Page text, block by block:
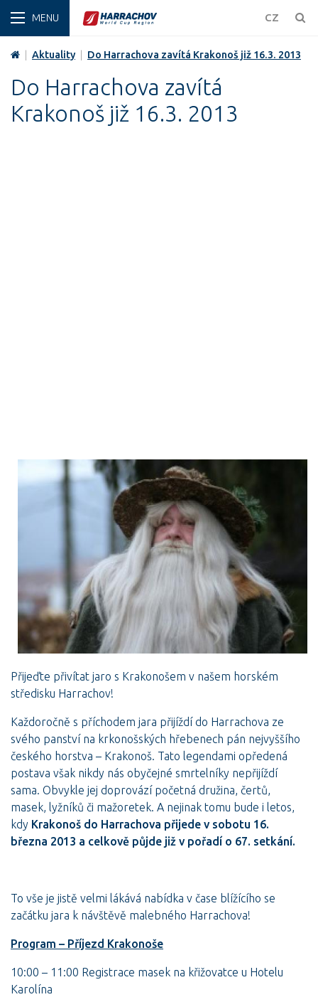
CZ
ZIMA
Aktuality Do Harrachova zavítá Krakonoš již 16.3. 2013
Do Harrachova zavítá
Krakonoš již 16.3. 2013
Přijeďte přivítat jaro s Krakonošem v našem horském
středisku Harrachov!
Každoročně s příchodem jara přijíždí do Harrachova ze
svého panství na krkonošských hřebenech pán nejvyššího
českého horstva – Krakonoš. Tato legendami opředená
postava však nikdy nás obyčejné smrtelníky nepřijíždí
sama. Obvykle jej doprovází početná družina, čertů,
masek, lyžníků či mažoretek. A nejinak tomu bude i letos,
kdy Krakonoš do Harrachova přijede v sobotu 16.
března 2013 a celkově půjde již v pořadí o 67. setkání.
To vše je jistě velmi lákává nabídka v čase blížícího se
začátku jara k návštěvě malebného Harrachova!
Program – Příjezd Krakonoše
10:00 – 11:00 Registrace masek na křižovatce u Hotelu
Karolína